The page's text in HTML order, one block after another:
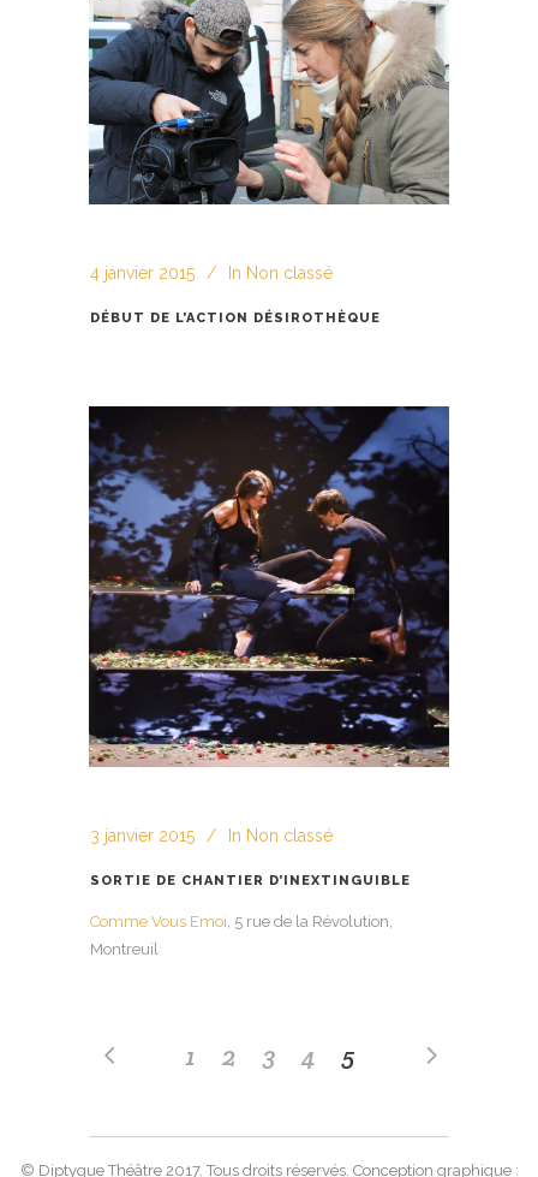
4 janvier 2015 In Non classé
DÉBUT DE L’ACTION DÉSIROTHÈQUE
3 janvier 2015 In Non classé
SORTIE DE CHANTIER D’INEXTINGUIBLE
Comme Vous Emoi, 5 rue de la Révolution,
Montreuil
1 2 3 4 5
© Diptyque Théâtre 2017. Tous droits réservés. Conception graphique :